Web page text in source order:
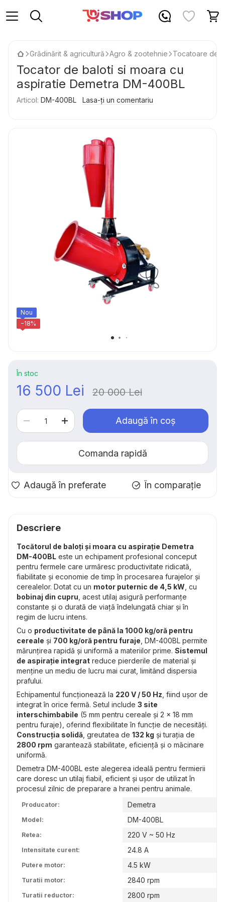
Grădinărit & agricultură Agro & zootehnie Tocatoare de
Tocator de baloti si moara cu
aspiratie Demetra DM-400BL
Articol: DM-400BL Lasa-ți un comentariu
Nou
−18%
În stoc
16 500 Lei 20 000 Lei
Adaugă în coș
Comanda rapidă
Adaugă în preferate În comparație
Descriere
Tocătorul de baloți și moara cu aspirație Demetra
DM-400BL este un echipament profesional conceput
pentru fermele care urmăresc productivitate ridicată,
fiabilitate și economie de timp în procesarea furajelor și
cerealelor. Dotat cu un motor puternic de 4,5 kW , cu
bobinaj din cupru , acest utilaj asigură performanțe
constante și o durată de viață îndelungată chiar și în
regim de lucru intens.
Cu o productivitate de până la 1000 kg/oră pentru
cereale și 700 kg/oră pentru furaje , DM-400BL permite
mărunțirea rapidă și uniformă a materiilor prime. Sistemul
de aspirație integrat reduce pierderile de material și
menține un mediu de lucru mai curat, limitând dispersia
prafului.
Echipamentul funcționează la 220 V / 50 Hz , fiind ușor de
integrat în orice fermă. Setul include 3 site
interschimbabile (5 mm pentru cereale și 2 x 18 mm
pentru furaje), oferind flexibilitate în funcție de necesități.
Construcția solidă , greutatea de 132 kg și turația de
2800 rpm garantează stabilitate, eficiență și o măcinare
uniformă.
Demetra DM-400BL este alegerea ideală pentru fermierii
care doresc un utilaj fiabil, eficient și ușor de utilizat în
procesul zilnic de preparare a hranei pentru animale.
Producator: Demetra
Model: DM-400BL
Retea: 220 V ~ 50 Hz
Intensitate curent: 24.8 A
Putere motor: 4.5 kW
Turatii motor: 2840 rpm
Turatii reductor: 2800 rpm